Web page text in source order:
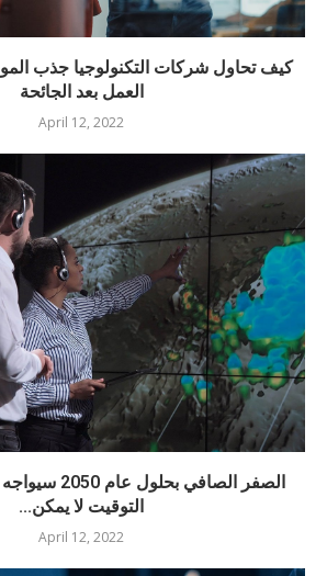
كيف تحاول شركات التكنولوجيا جذب
العمل بعد الجائحة
April 12, 2022
الصفر الصافي
التوقيت لا يمكن...
April 12, 2022